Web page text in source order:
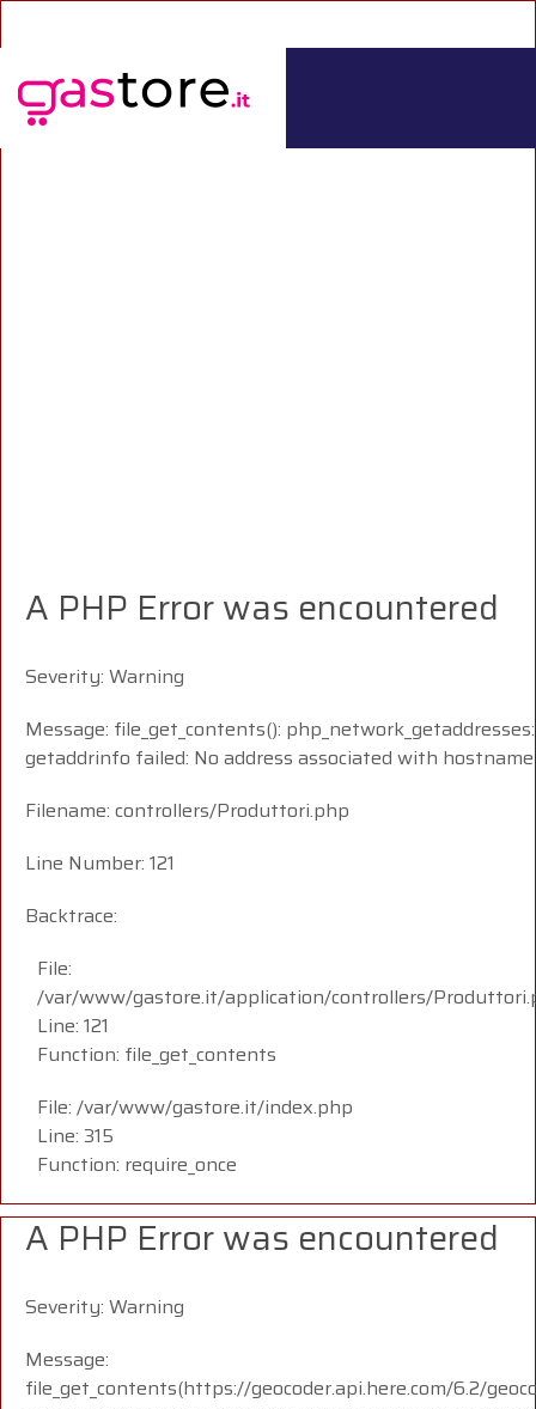
A PHP Error was encountered
Severity: Warning
Message: file_get_contents(): php_network_getaddresses:
getaddrinfo failed: No address associated with hostname
Filename: controllers/Produttori.php
Line Number: 121
Backtrace:
File:
/var/www/gastore.it/application/controllers/
Line: 121
Function: file_get_contents
File: /var/www/gastore.it/index.php
Line: 315
Function: require_once
A PHP Error was encountered
Severity: Warning
Message:
file_get_contents(https://geocoder.api.here.com/6.2/